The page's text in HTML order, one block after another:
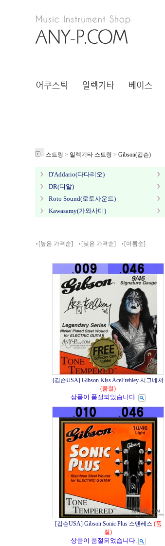
스트링 > 일렉기타 스트링 > Gibson(깁슨)
D'Addario(다다리오)
DR(디알)
Roto Sound(로토사운드)
Kawasamy(가와사미)
[높은 가격순] [낮은 가격순] [이름순]
[깁슨USA] Gibson Kiss AceFrehley 시그네쳐
(품절)
상품이 품절되었습니다.
[깁슨USA] Gibson Sonic Plus 스텐레스 (품
절)
상품이 품절되었습니다.